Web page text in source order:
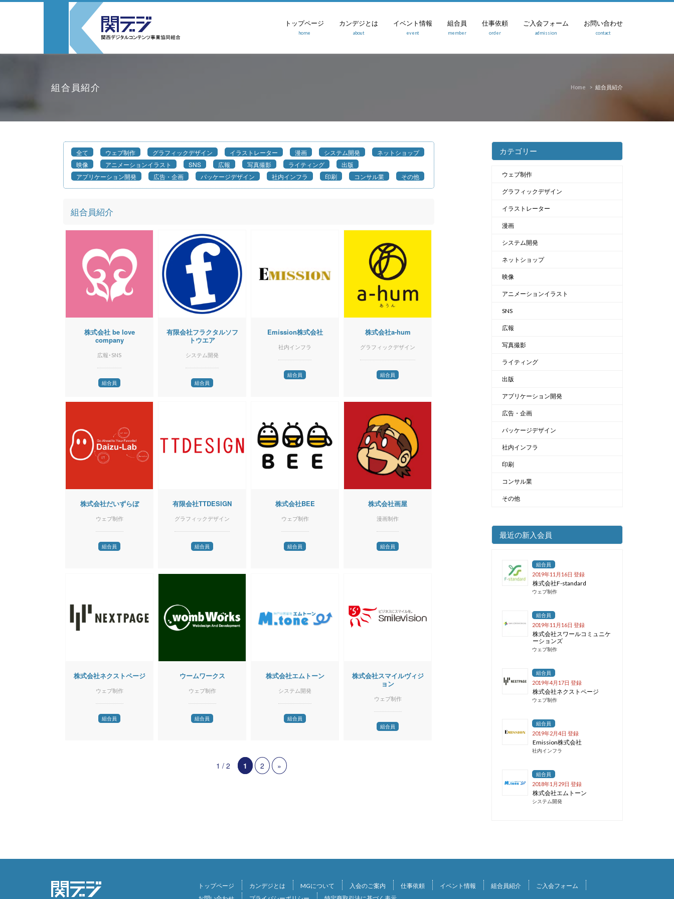
トップページ
home
カンデジとは
about
イベント情報
event
組合員
member
仕事依頼
order
ご入会フォーム
admission
お問い合わせ
contact
組合員紹介 Home 組合員紹介
全て ウェブ制作 グラフィックデザイン イラストレーター 漫画 システム開発
ネットショップ
映像
アニメーションイラスト SNS 広報 写真撮影 ライティング
出版
アプリケーション開発
広告・企画 パッケージデザイン 社内インフラ 印刷 コンサル業 その他
組合員紹介
株式会社 be love
company
広報･SNS
組合員
有限会社フラクタルソフ
トウエア
システム開発
組合員
Emission株式会社
社内インフラ
組合員
株式会社a-hum
グラフィックデザイン
組合員
株式会社だいずらぼ
ウェブ制作
組合員
有限会社TTDESIGN
グラフィックデザイン
組合員
株式会社BEE
ウェブ制作
組合員
株式会社画屋
漫画制作
組合員
株式会社ネクストページ
ウェブ制作
組合員
ウームワークス
ウェブ制作
組合員
株式会社エムトーン
システム開発
組合員
株式会社スマイルヴィジ
ョン
ウェブ制作
組合員
1 / 2 1 2 »
カテゴリー
ウェブ制作
グラフィックデザイン
イラストレーター
漫画
システム開発
ネットショップ
映像
アニメーションイラスト
SNS
広報
写真撮影
ライティング
出版
アプリケーション開発
広告・企画
パッケージデザイン
社内インフラ
印刷
コンサル業
その他
最近の新入会員
組合員
2019年11月16日 登録
株式会社F-standard
ウェブ制作
組合員
2019年11月16日 登録
株式会社スワールコミュニケ
ーションズ
ウェブ制作
組合員
2019年4月17日 登録
株式会社ネクストページ
ウェブ制作
組合員
2019年2月4日 登録
Emission株式会社
社内インフラ
組合員
2018年1月29日 登録
株式会社エムトーン
システム開発
トップページ カンデジとは MGについて 入会のご案内 仕事依頼 イベント情報 組合員紹介
ご入会フォーム